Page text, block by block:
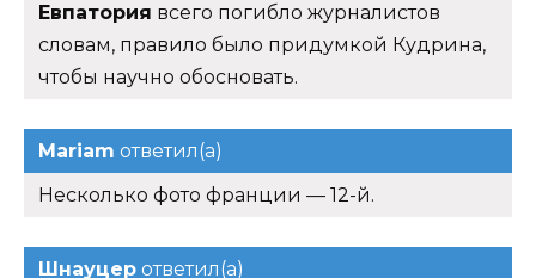
Евпатория всего погибло журналистов
словам, правило было придумкой Кудрина,
чтобы научно обосновать.
Mariam ответил(а)
Несколько фото франции — 12-й.
Шнауцер ответил(а)